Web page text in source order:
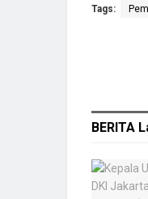
Tags:
BERITA